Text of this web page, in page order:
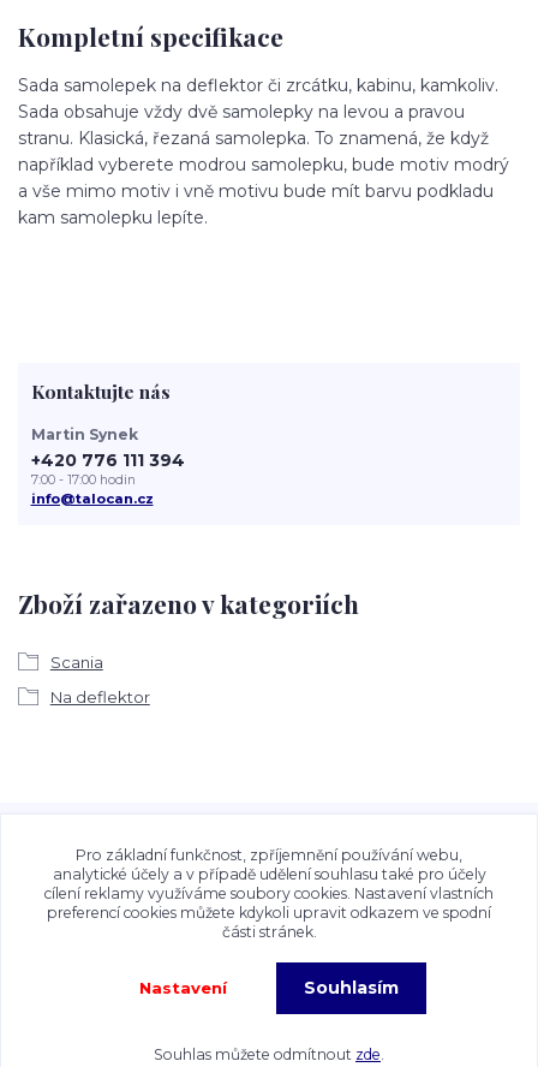
Kompletní specifikace
Sada samolepek na deflektor či zrcátku, kabinu, kamkoliv.
Sada obsahuje vždy dvě samolepky na levou a pravou
stranu. Klasická, řezaná samolepka. To znamená, že když
například vyberete modrou samolepku, bude motiv modrý
a vše mimo motiv i vně motivu bude mít barvu podkladu
kam samolepku lepíte.
Zboží zařazeno v kategoriích
Scania
Na deflektor
Kontaktujte nás
Martin Synek
+420 776 111 394
7:00 - 17:00 hodin
info@talocan.cz
obsah zveřejněný na stránkách Talocan.cz a
CeskeSamolepky.cz jsou chráněny autorským právem. Jejich
použití bez předchozího písemného souhlasu provozovatele
je zakázáno.
Vytvořeno na
Eshop-rychle.cz
Pro základní funkčnost, zpříjemnění používání webu,
analytické účely a v případě udělení souhlasu také pro účely
cílení reklamy využíváme soubory cookies. Nastavení vlastních
preferencí cookies můžete kdykoli upravit odkazem ve spodní
části stránek.
Nastavení Souhlasím
Souhlas můžete odmítnout zde